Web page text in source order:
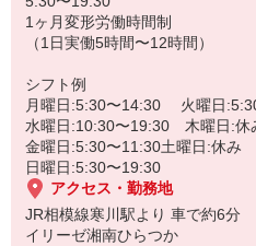
1ヶ月変形労働時間制
（1日実働5時間〜12時間）
シフト例
月曜日:5:30〜14:30 火曜日
水曜日:10:30〜19:30 木曜日:休
金曜日:5:30〜11:30土曜日:休み
日曜日:5:30〜19:30
アクセス・勤務地
JR相模線寒川駅より 車で約6分
イリーゼ湘南ひらつか